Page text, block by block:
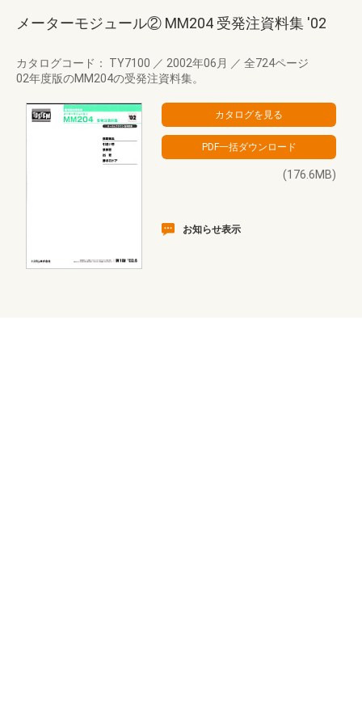
メーターモジュール② MM204 受発注資料集 '02
カタログコード： TY7100 ／ 2002年06月 ／ 全724ページ
02年度版のMM204の受発注資料集。
(176.6MB)
お知らせ表示